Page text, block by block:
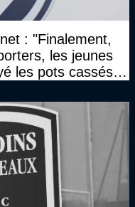
: "Finalement,
les jeunes
les pots cassés